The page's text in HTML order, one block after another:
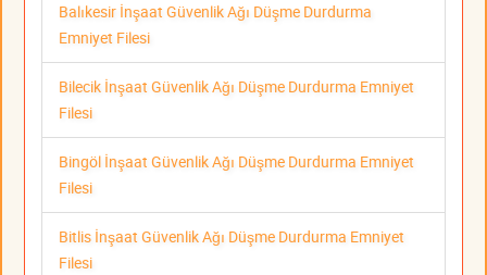
Balıkesir İnşaat Güvenlik Ağı Düşme Durdurma
Emniyet Filesi
Bilecik İnşaat Güvenlik Ağı Düşme Durdurma Emniyet
Filesi
Bingöl İnşaat Güvenlik Ağı Düşme Durdurma Emniyet
Filesi
Bitlis İnşaat Güvenlik Ağı Düşme Durdurma Emniyet
Filesi